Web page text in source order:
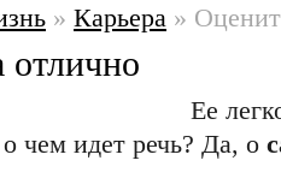
» Карьера »
отлично
Ее
чем идет речь? Да, о